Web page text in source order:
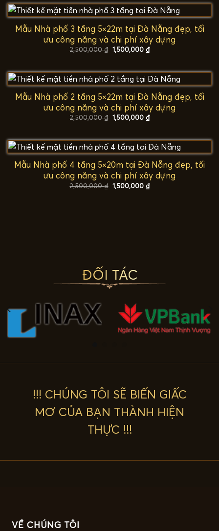
1,500,000 ₫.
Mẫu Nhà phố 3 tầng 5×22m tại Đà Nẵng đẹp, tối
ưu công năng và chi phí xây dựng
2,500,000₫ Giá
gốc
1,500,000 ₫Giá
hiện
1,500,000 ₫.
Mẫu Nhà phố 2 tầng 5×22m tại Đà Nẵng đẹp, tối
ưu công năng và chi phí xây dựng
2,500,000₫ Giá
gốc
1,500,000 ₫Giá
hiện
1,500,000 ₫.
Mẫu Nhà phố 4 tầng 5×20m tại Đà Nẵng đẹp, tối
ưu công năng và chi phí xây dựng
2,500,000₫ Giá
gốc
1,500,000 ₫Giá
hiện
ĐỐI TÁC
!!! CHÚNG TÔI SẼ BIẾN GIẤC
MƠ CỦA BẠN THÀNH HIỆN
THỰC !!!
VỀ CHÚNG TÔI